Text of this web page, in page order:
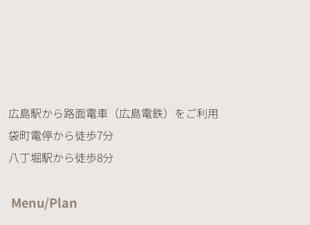
広島駅から路面電車（広島電鉄）をご利用
袋町電停から徒歩7分
八丁堀駅から徒歩8分
Menu/Plan